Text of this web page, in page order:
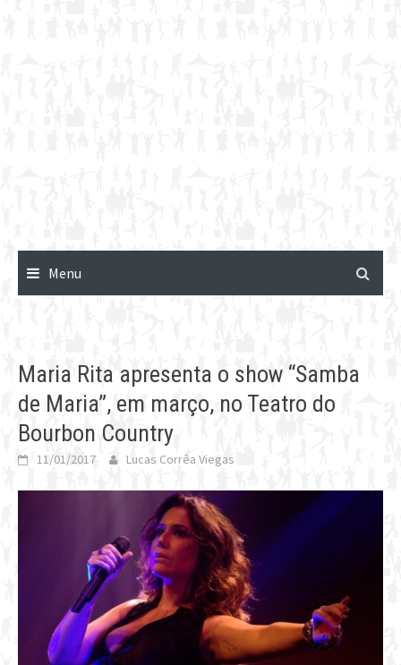
Menu
Maria Rita apresenta o show “Samba
de Maria”, em março, no Teatro do
Bourbon Country
11/01/2017 Lucas Corrêa Viegas